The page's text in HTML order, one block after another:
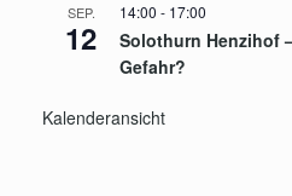
SEP.
12
14:00 - 17:00
Solothurn Henzihof
Gefahr?
Kalenderansicht